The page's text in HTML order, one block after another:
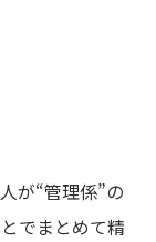
が“管理係”の
でまとめて精